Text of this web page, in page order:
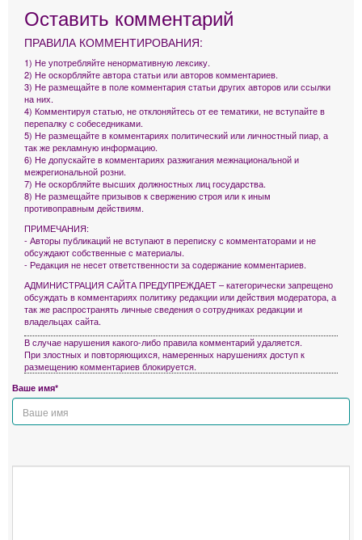
Оставить комментарий
ПРАВИЛА КОММЕНТИРОВАНИЯ:
1) Не употребляйте ненормативную лексику.
2) Не оскорбляйте автора статьи или авторов комментариев.
3) Не размещайте в поле комментария статьи других авторов или ссылки
на них.
4) Комментируя статью, не отклоняйтесь от ее тематики, не вступайте в
перепалку с собеседниками.
5) Не размещайте в комментариях политический или личностный пиар, а
так же рекламную информацию.
6) Не допускайте в комментариях разжигания межнациональной и
межрегиональной розни.
7) Не оскорбляйте высших должностных лиц государства.
8) Не размещайте призывов к свержению строя или к иным
противоправным действиям.
ПРИМЕЧАНИЯ:
- Авторы публикаций не вступают в переписку с комментаторами и не
обсуждают собственные с материалы.
- Редакция не несет ответственности за содержание комментариев.
АДМИНИСТРАЦИЯ САЙТА ПРЕДУПРЕЖДАЕТ – категорически запрещено
обсуждать в комментариях политику редакции или действия модератора, а
так же распространять личные сведения о сотрудниках редакции и
владельцах сайта.
В случае нарушения какого-либо правила комментарий удаляется.
При злостных и повторяющихся, намеренных нарушениях доступ к
размещению комментариев блокируется.
Ваше имя*